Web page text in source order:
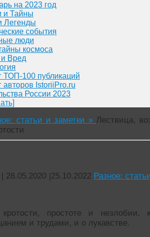
на 2023 год
и Тайны
Легенды
события
люди
космоса
Вред
ТОП-100 публикаций
авторов IstoriiPro.ru
России 2023
статьи и заметки » Лествица,
| 28.05.2020 |25.10.2022 Разное:
простоте и незлобии,
и трудами, и о лукавстве.